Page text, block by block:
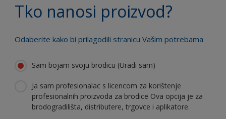
Tko nanosi proizvod?
Odaberite kako bi prilagodili stranicu Vašim potrebama
Sam bojam svoju brodicu (Uradi sam)
Ja sam profesionalac s licencom za korištenje
profesionalnih proizvoda za brodice Ova opcija je za
brodogradilišta, distributere, trgovce i aplikatore.
Koristite naše stalne inovacije i
stručnost
Follow International